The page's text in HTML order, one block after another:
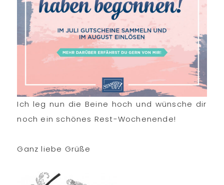
Ich leg nun die Beine hoch und wünsche dir
noch ein schönes Rest-Wochenende!
Ganz liebe Grüße